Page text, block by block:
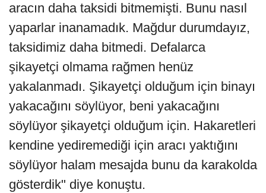
aracın daha taksidi bitmemişti. Bunu nasıl
yaparlar inanamadık. Mağdur durumdayız,
taksidimiz daha bitmedi. Defalarca
şikayetçi olmama rağmen henüz
yakalanmadı. Şikayetçi olduğum için binayı
yakacağını söylüyor, beni yakacağını
söylüyor şikayetçi olduğum için. Hakaretleri
kendine yediremediği için aracı yaktığını
söylüyor halam mesajda bunu da karakolda
gösterdik" diye konuştu.